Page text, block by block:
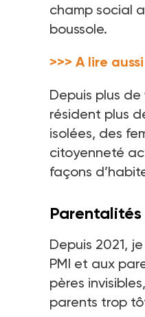
champ social
boussole.
>>> A lire
Depuis plus
résident plus
isolées, des
citoyenneté
façons
Depuis 2021,
PMI et aux
pères
parents trop